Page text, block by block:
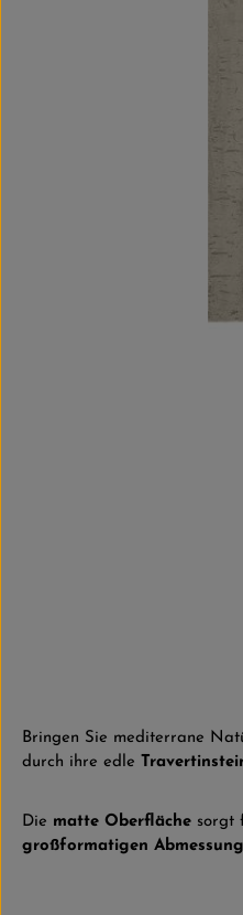
Bringen Sie mediterrane
durch ihre edle
Die matte Oberfläche sorgt
großformatigen